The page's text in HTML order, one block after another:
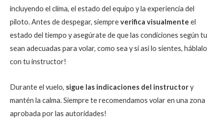
incluyendo el clima, el estado del equipo y la experiencia del
piloto. Antes de despegar, siempreverifica visualmente el
estado del tiempo y asegúrate de que las condiciones según tu
sean adecuadas para volar, como sea y si asi lo sientes, háblalo
con tu instructor!
Durante el vuelo, sigue las indicaciones del instructory
mantén la calma. Siempre te recomendamos volar en una zona
aprobada por las autoridades!